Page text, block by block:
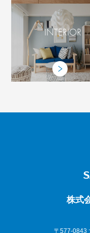
INTERIOR
株式
〒577-0843